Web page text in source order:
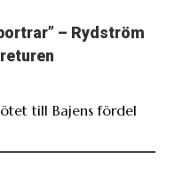
– Rydström
till Bajens fördel